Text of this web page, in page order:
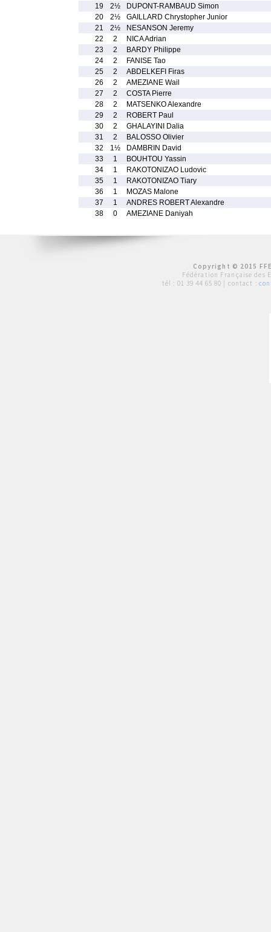
19
2½
DUPONT-RAMBAUD Simon
20
2½
GAILLARD Chrystopher Junior
21
2½
NESANSON Jeremy
22
2
NICA Adrian
23
2
BARDY Philippe
24
2
FANISE Tao
25
2
ABDELKEFI Firas
26
2
AMEZIANE Wail
27
2
COSTA Pierre
28
2
MATSENKO Alexandre
29
2
ROBERT Paul
30
2
GHALAYINI Dalia
31
2
BALOSSO Olivier
32
1½
DAMBRIN David
33
1
BOUHTOU Yassin
34
1
RAKOTONIZAO Ludovic
35
1
RAKOTONIZAO Tiary
36
1
MOZAS Malone
37
1
ANDRES ROBERT Alexandre
38
0 AMEZIANE Daniyah
Copyright © 2015
Fédération Française des
tél : 01 39 44 65 80 | contact :